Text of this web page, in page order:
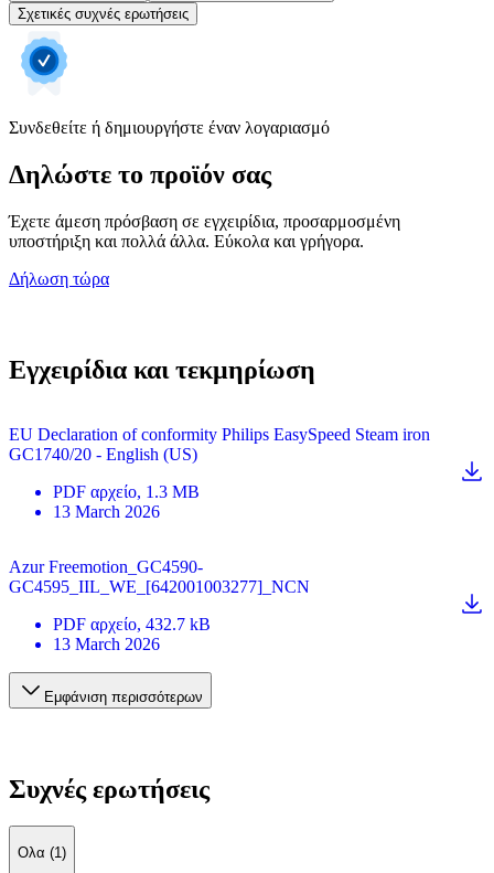
Σχετικές συχνές ερωτήσεις
Συνδεθείτε ή δημιουργήστε έναν λογαριασμό
Δηλώστε το προϊόν σας
Έχετε άμεση πρόσβαση σε εγχειρίδια, προσαρμοσμένη
υποστήριξη και πολλά άλλα. Εύκολα και γρήγορα.
Δήλωση τώρα
Εγχειρίδια και τεκμηρίωση
EU Declaration of conformity Philips EasySpeed Steam iron
GC1740/20 - English (US)
PDF αρχείο, 1.3 MB
13 March 2026
Azur Freemotion_GC4590-
GC4595_IIL_WE_[642001003277]_NCN
PDF αρχείο, 432.7 kB
13 March 2026
Εμφάνιση περισσότερων
Συχνές ερωτήσεις
Ολα (1)